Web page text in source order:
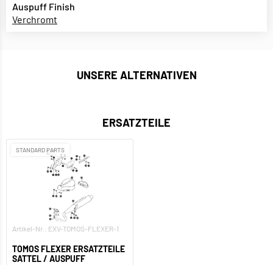
Auspuff Finish
Verchromt
UNSERE ALTERNATIVEN
ERSATZTEILE
STANDARD PARTS
Artikel-Nr.: EXV-TOMOS-FLEXER-1
TOMOS FLEXER ERSATZTEILE
SATTEL / AUSPUFF